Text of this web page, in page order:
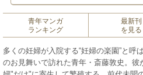
青年マンガ
ランキング
最新刊
を見る
多くの妊婦が入院する“妊婦の楽園”と呼
のお見舞いで訪れた青年・斎藤敦史。